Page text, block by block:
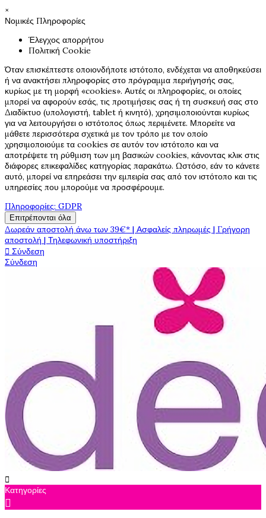
×
Νομικές Πληροφορίες
Έλεγχος απορρήτου
Πολιτική Cookie
Όταν επισκέπτεστε οποιονδήποτε ιστότοπο, ενδέχεται να αποθηκεύσει
ή να ανακτήσει πληροφορίες στο πρόγραμμα περιήγησής σας,
κυρίως με τη μορφή «cookies». Αυτές οι πληροφορίες, οι οποίες
μπορεί να αφορούν εσάς, τις προτιμήσεις σας ή τη συσκευή σας στο
Διαδίκτυο (υπολογιστή, tablet ή κινητό), χρησιμοποιούνται κυρίως
για να λειτουργήσει ο ιστότοπος όπως περιμένετε. Μπορείτε να
μάθετε περισσότερα σχετικά με τον τρόπο με τον οποίο
χρησιμοποιούμε τα cookies σε αυτόν τον ιστότοπο και να
αποτρέψετε τη ρύθμιση των μη βασικών cookies, κάνοντας κλικ στις
διάφορες επικεφαλίδες κατηγορίας παρακάτω. Ωστόσο, εάν το κάνετε
αυτό, μπορεί να επηρεάσει την εμπειρία σας από τον ιστότοπο και τις
υπηρεσίες που μπορούμε να προσφέρουμε.
Πληροφορίες: GDPR
Επιτρέπονται όλα
Δωρεάν αποστολή άνω των 39€* | Ασφαλείς πληρωμές | Γρήγορη
αποστολή | Τηλεφωνική υποστήριξη
 Σύνδεση
Σύνδεση

Κατηγορίες
